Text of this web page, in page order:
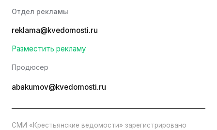
Отдел рекламы
reklama@kvedomosti.ru
Разместить рекламу
Продюсер
abakumov@kvedomosti.ru
СМИ «Крестьянские ведомости» зарегистрировано